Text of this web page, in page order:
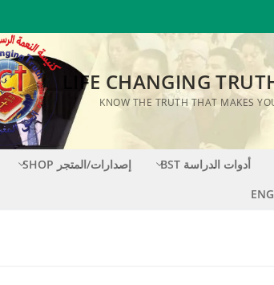
أدوات الدراسة BST إصدارات/المتجر SHOP